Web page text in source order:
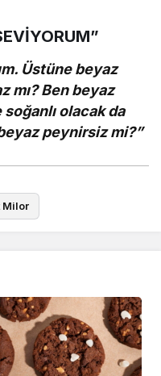
Üstüne beyaz
mı? Ben beyaz
olacak da
peynirsiz mi?”
Milor